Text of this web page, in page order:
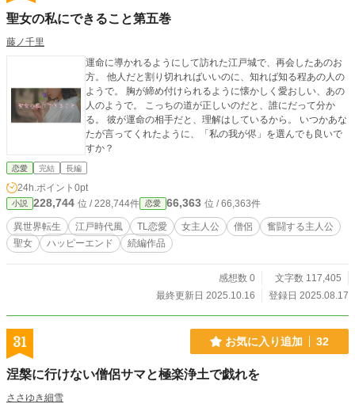
聖女の私にできること第五巻
藤ノ千里
運命に導かれるようにして訪れた江戸城で、再会したあのお
方。 他人だと割り切れればいいのに、知れば知る程あの人の
ようで。 胸が締め付けられるように懐かしく愛おしい、あの
人のようで。 こっちの道が正しいのだと、誰にだって分か
る。 彼が運命の相手だと、理解はしているから。 いつかあな
たが言ってくれたように、「私の我が侭」を選んでも良いで
すか？
恋愛 完結 長編
24h.ポイント 0pt
小説 228,744 位 / 228,744件 恋愛 66,363 位 / 66,363件
異世界転生 江戸時代風 TL恋愛 女主人公 僧侶
奮闘する主人公
聖女
ハッピーエンド 続編作品
感想数 0
文字数 117,405
最終更新日 2025.10.16
登録日 2025.08.17
31 お気に入り追加 32
涅槃に行けない僧侶サマと極楽浄土で戯れを
ささゆき細雪